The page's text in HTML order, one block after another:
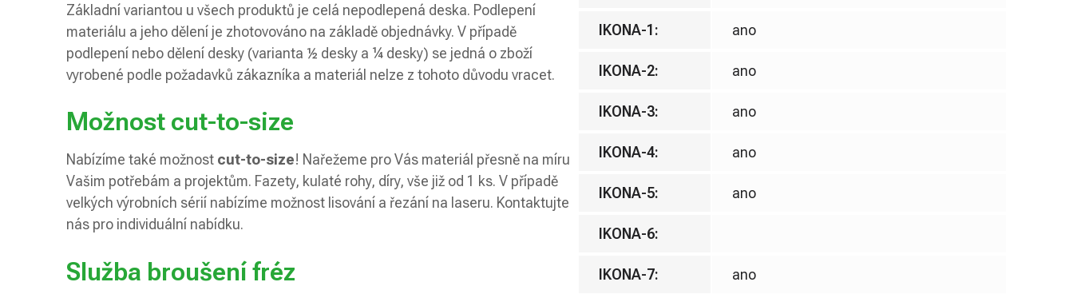
Základní variantou u všech produktů je celá nepodlepená deska. Podlepení
materiálu a jeho dělení je zhotovováno na základě objednávky. V případě
podlepení nebo dělení desky (varianta ½ desky a ¼ desky) se jedná o zboží
vyrobené podle požadavků zákazníka a materiál nelze z tohoto důvodu vracet.
Možnost cut-to-size
Nabízíme také možnost cut-to-size! Nařežeme pro Vás materiál přesně na míru
Vašim potřebám a projektům. Fazety, kulaté rohy, díry, vše již od 1 ks. V případě
velkých výrobních sérií nabízíme možnost lisování a řezání na laseru. Kontaktujte
nás pro individuální nabídku.
Služba broušení fréz
IKONA-1: ano
IKONA-2: ano
IKONA-3: ano
IKONA-4: ano
IKONA-5: ano
IKONA-6:
IKONA-7: ano